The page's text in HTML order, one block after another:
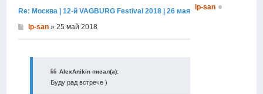
Re: Москва | 12-й VAGBURG Festival 2018 | 26 мая
lp-san » 25 май 2018
AlexAnikin писал(а):
Буду рад встрече )
lp-san